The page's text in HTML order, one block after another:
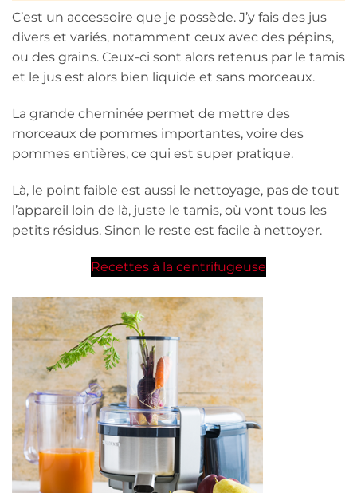
C’est un accessoire que je possède. J’y fais des jus
divers et variés, notamment ceux avec des pépins,
ou des grains. Ceux-ci sont alors retenus par le tamis
et le jus est alors bien liquide et sans morceaux.
La grande cheminée permet de mettre des
morceaux de pommes importantes, voire des
pommes entières, ce qui est super pratique.
Là, le point faible est aussi le nettoyage, pas de tout
l’appareil loin de là, juste le tamis, où vont tous les
petits résidus. Sinon le reste est facile à nettoyer.
Recettes à la centrifugeuse